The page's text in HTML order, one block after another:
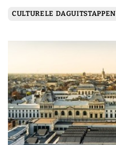
CULTURELE DAGUITSTAPPEN